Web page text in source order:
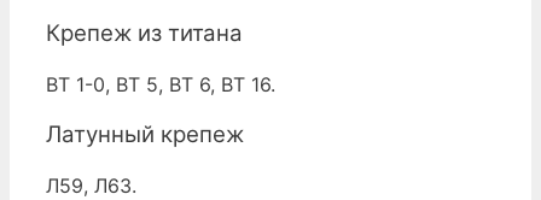
Крепеж из титана
ВТ 1-0, ВТ 5, ВТ 6, ВТ 16.
Латунный крепеж
Л59, Л63.